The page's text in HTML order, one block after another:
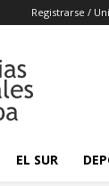
Registrarse /
EL SUR